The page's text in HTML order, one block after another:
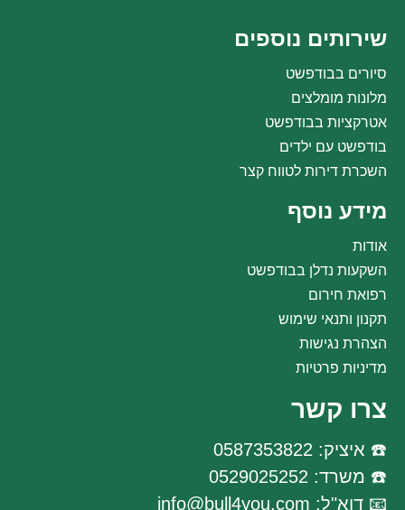
שירותים נוספים
סיורים בבודפשט
מלונות מומלצים
אטרקציות בבודפשט
בודפשט עם ילדים
השכרת דירות לטווח קצר
מידע נוסף
אודות
השקעות נדלן בבודפשט
רפואת חירום
תקנון ותנאי שימוש
הצהרת נגישות
מדיניות פרטיות
צרו קשר
☎️ איציק: 0587353822
☎️ משרד: 0529025252
📧 דוא"ל: info@bull4you.com